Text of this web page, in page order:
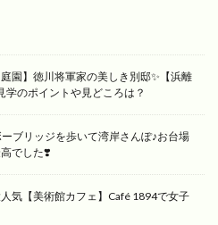
園】徳川将軍家の美しき別邸✨【浜離
のポイントや見どころは？
ーブリッジを歩いて湾岸さんぽ♪お台場
でした❣️
気【美術館カフェ】Café 1894で女子